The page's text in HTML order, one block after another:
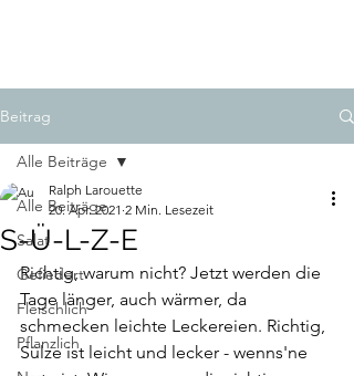
Beitrag
Alle Beiträge
Salat
Gefiedert
Fleischlich
Pflanzlich
Alle Beiträge
S-Ü-L-Z-E
Ralph Larouette
20. Apr. 2021 2 Min. Lesezeit
Richtig, warum nicht? Jetzt werden die
Tage länger, auch wärmer, da
schmecken leichte Leckereien. Richtig,
Sülze ist leicht und lecker - wenns'ne